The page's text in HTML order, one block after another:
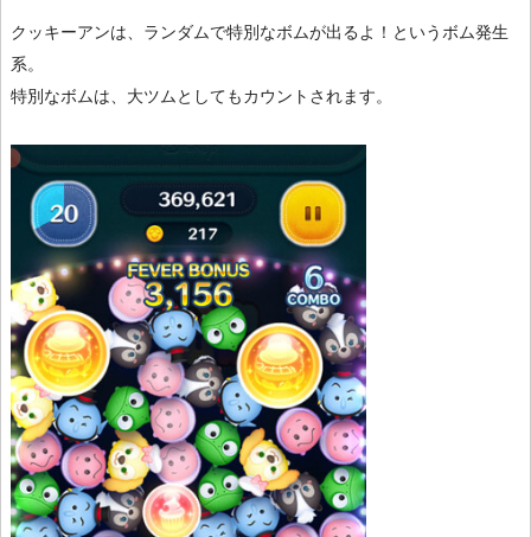
クッキーアンは、ランダムで特別なボムが出るよ！というボム発生
系。
特別なボムは、大ツムとしてもカウントされます。